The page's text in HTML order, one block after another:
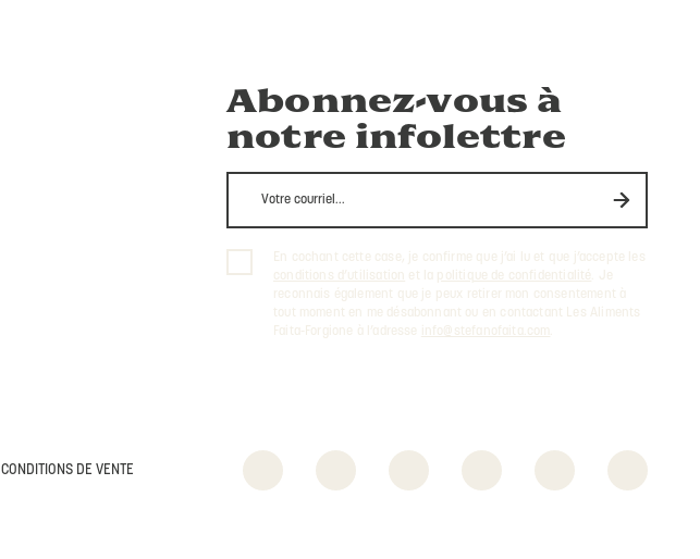
Abonnez-vous à
notre infolettre
En cochant cette case, je confirme que j’ai lu et que j’accepte les
conditions d’utilisation et la politique de confidentialité
. Je
reconnais également que je peux retirer mon consentement à
tout moment en me désabonnant ou en contactant Les Aliments
Faita-Forgione à l’adresse
info@stefanofaita.com
CONDITIONS DE VENTE